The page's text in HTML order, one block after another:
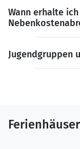
Wann erhalte
Jugendgruppen